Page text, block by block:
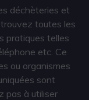
déchèteries et
toutes les
pratiques telles
etc. Ce
ou organismes
sont
pas à utiliser